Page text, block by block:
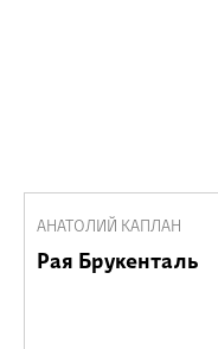
Рая Брукенталь
АНАТОЛИЙ КАПЛАН